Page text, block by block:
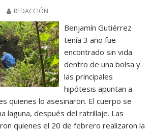
REDACCIÓN
Benjamín Gutiérrez
tenía 3 año fue
encontrado sin vida
dentro de una bolsa y
las principales
hipótesis apuntan a
quienes lo asesinaron. El cuerpo se
laguna, después del ratrillaje. Las
quienes el 20 de febrero realizaron la